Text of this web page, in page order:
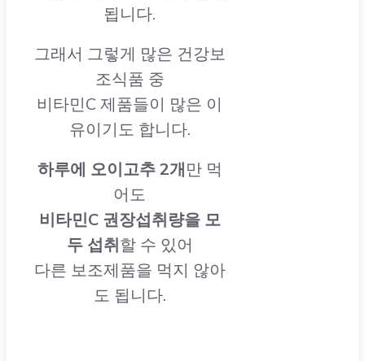
됩니다.
그래서 그렇게 많은 건강보
조식품 중
비타민C 제품들이 많은 이
유이기도 합니다.
하루에 오이고추 2개만 먹
어도
비타민C 권장섭취량을 모
두 섭취할 수 있어
다른 보조제품을 먹지 않아
도 됩니다.